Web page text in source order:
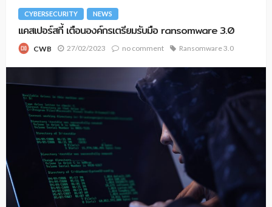
CYBERSECURITY NEWS
แคสเปอร์สกี้ เตือนองค์กรเตรียมรับมือ ransomware 3.0
CWB 27/02/2023 no comment Ransomware 3.0